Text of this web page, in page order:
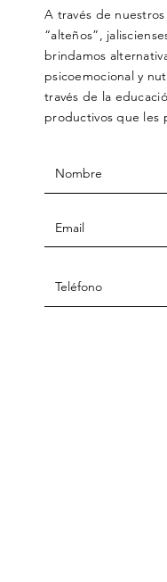
A través de
“alteños”,
brindamos
psicoemocional y
través de la
productivos que les